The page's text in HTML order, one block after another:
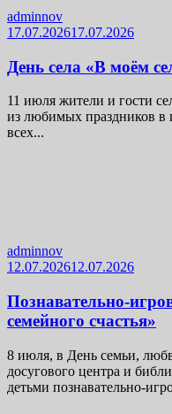
adminnov
17.07.202617.07.2026
День села «В моём
11 июля жители и гости
из любимых праздников в
всех...
adminnov
12.07.202612.07.2026
Познавательно-
семейного счастья»
8 июля, в День семьи,
досугового центра и
детьми познавательно-